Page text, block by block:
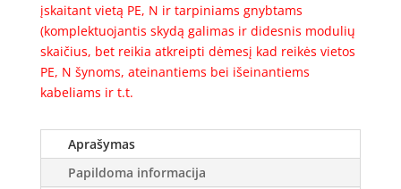
įskaitant vietą PE, N ir tarpiniams gnybtams
(komplektuojantis skydą galimas ir didesnis modulių
skaičius, bet reikia atkreipti dėmesį kad reikės vietos
PE, N šynoms, ateinantiems bei išeinantiems
kabeliams ir t.t.
Aprašymas
Papildoma informacija